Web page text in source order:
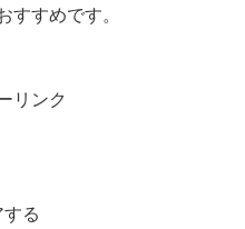
すすめです。
リンク
する